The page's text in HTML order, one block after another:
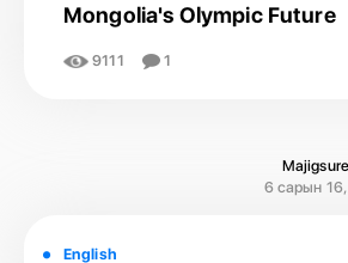
Mongolia's Olympic Future
9111 1
6 сарын
English